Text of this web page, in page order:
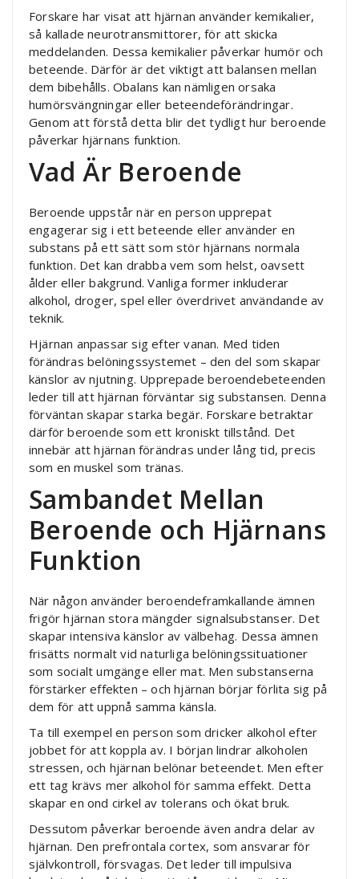
Forskare har visat att hjärnan använder kemikalier,
så kallade neurotransmittorer, för att skicka
meddelanden. Dessa kemikalier påverkar humör och
beteende. Därför är det viktigt att balansen mellan
dem bibehålls. Obalans kan nämligen orsaka
humörsvängningar eller beteendeförändringar.
Genom att förstå detta blir det tydligt hur beroende
påverkar hjärnans funktion.
Vad Är Beroende
Beroende uppstår när en person upprepat
engagerar sig i ett beteende eller använder en
substans på ett sätt som stör hjärnans normala
funktion. Det kan drabba vem som helst, oavsett
ålder eller bakgrund. Vanliga former inkluderar
alkohol, droger, spel eller överdrivet användande av
teknik.
Hjärnan anpassar sig efter vanan. Med tiden
förändras belöningssystemet – den del som skapar
känslor av njutning. Upprepade beroendebeteenden
leder till att hjärnan förväntar sig substansen. Denna
förväntan skapar starka begär. Forskare betraktar
därför beroende som ett kroniskt tillstånd. Det
innebär att hjärnan förändras under lång tid, precis
som en muskel som tränas.
Sambandet Mellan
Beroende och Hjärnans
Funktion
När någon använder beroendeframkallande ämnen
frigör hjärnan stora mängder signalsubstanser. Det
skapar intensiva känslor av välbehag. Dessa ämnen
frisätts normalt vid naturliga belöningssituationer
som socialt umgänge eller mat. Men substanserna
förstärker effekten – och hjärnan börjar förlita sig på
dem för att uppnå samma känsla.
Ta till exempel en person som dricker alkohol efter
jobbet för att koppla av. I början lindrar alkoholen
stressen, och hjärnan belönar beteendet. Men efter
ett tag krävs mer alkohol för samma effekt. Detta
skapar en ond cirkel av tolerans och ökat bruk.
Dessutom påverkar beroende även andra delar av
hjärnan. Den prefrontala cortex, som ansvarar för
självkontroll, försvagas. Det leder till impulsiva